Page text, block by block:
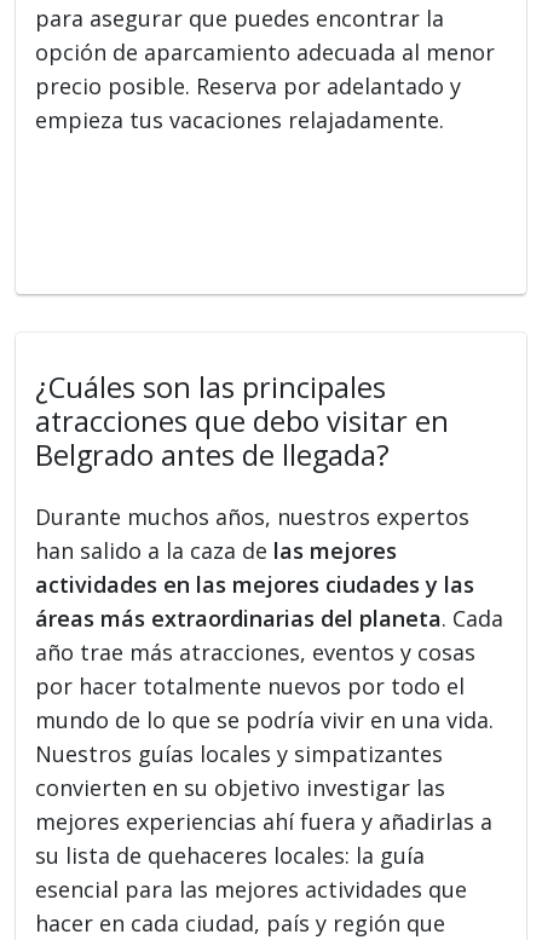
para asegurar que puedes encontrar la
opción de aparcamiento adecuada al menor
precio posible. Reserva por adelantado y
empieza tus vacaciones relajadamente.
¿Cuáles son las principales
atracciones que debo visitar en
Belgrado antes de llegada?
Durante muchos años, nuestros expertos
han salido a la caza de las mejores
actividades en las mejores ciudades y las
áreas más extraordinarias del planeta. Cada
año trae más atracciones, eventos y cosas
por hacer totalmente nuevos por todo el
mundo de lo que se podría vivir en una vida.
Nuestros guías locales y simpatizantes
convierten en su objetivo investigar las
mejores experiencias ahí fuera y añadirlas a
su lista de quehaceres locales: la guía
esencial para las mejores actividades que
hacer en cada ciudad, país y región que